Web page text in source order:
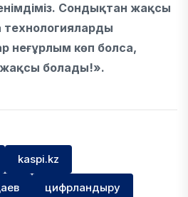
Сондықтан жақсы
технологияларды
неғұрлым көп болса,
жақсы болады!».
kaspi.kz
цифрландыру